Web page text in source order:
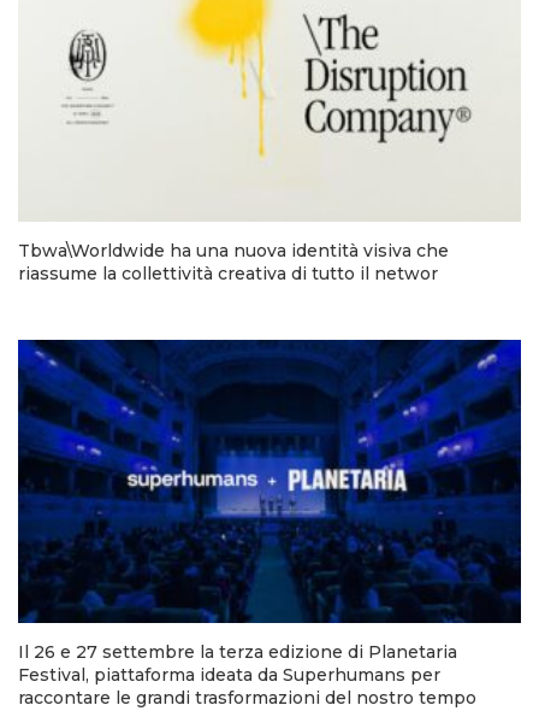
Tbwa\Worldwide ha una nuova identità visiva che
riassume la collettività creativa di tutto il networ
Il 26 e 27 settembre la terza edizione di Planetaria
Festival, piattaforma ideata da Superhumans per
raccontare le grandi trasformazioni del nostro tempo